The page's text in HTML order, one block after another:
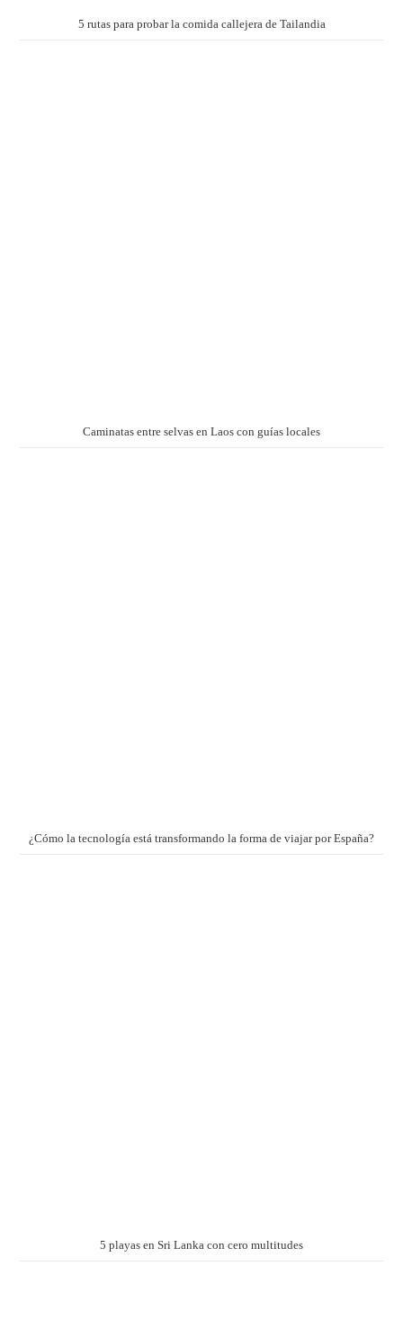
5 rutas para probar la comida callejera de Tailandia
Caminatas entre selvas en Laos con guías locales
¿Cómo la tecnología está transformando la forma de viajar por España?
5 playas en Sri Lanka con cero multitudes